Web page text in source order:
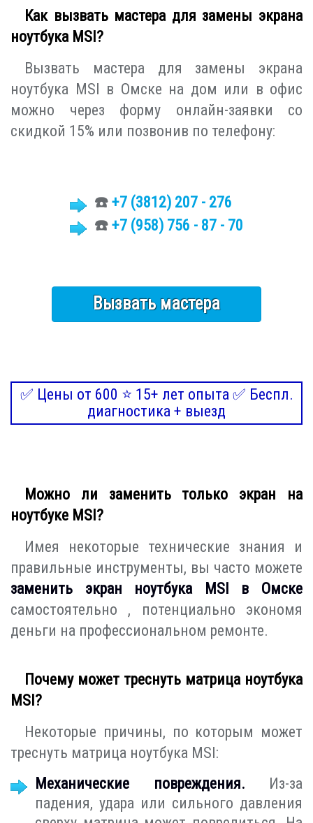
Как вызвать мастера для замены экрана
ноутбука MSI?
Вызвать мастера для замены экрана
ноутбука MSI в Омске на дом или в офис
можно через форму онлайн-заявки со
скидкой 15% или позвонив по телефону:
☎️ +7 (3812) 207 - 276
☎️ +7 (958) 756 - 87 - 70
Вызвать мастера
✅ Цены от 600 ⭐ 15+ лет опыта ✅ Беспл.
диагностика + выезд
Можно ли заменить только экран на
ноутбуке MSI?
Имея некоторые технические знания и
правильные инструменты, вы часто можете
заменить экран ноутбука MSI в Омске
самостоятельно , потенциально экономя
деньги на профессиональном ремонте.
Почему может треснуть матрица ноутбука
MSI?
Некоторые причины, по которым может
треснуть матрица ноутбука MSI:
Механические повреждения. Из-за
падения, удара или сильного давления